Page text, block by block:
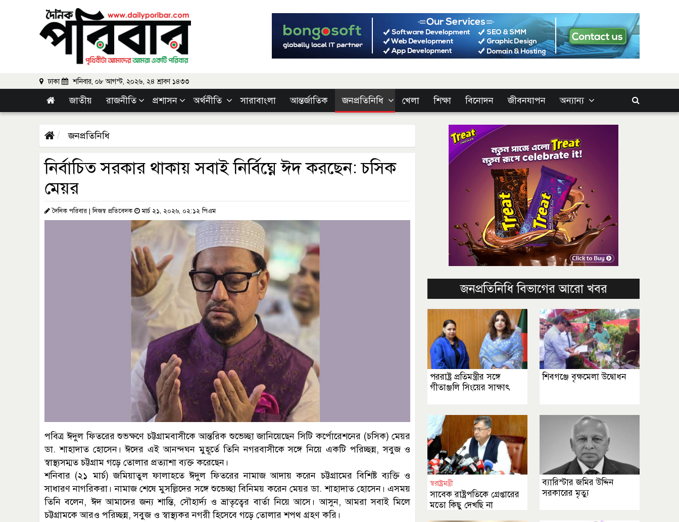
ঢাকা শনিবার, ০৮ আগস্ট, ২০২৬, ২৪ শ্রাবণ ১৪৩৩
জাতীয় রাজনীতি প্রশাসন অর্থনীতি সারাবাংলা আন্তর্জাতিক জনপ্রতিনিধি খেলা শিক্ষা বিনোদন জীবনযাপন অন্যান্য
জনপ্রতিনিধি
নির্বাচিত সরকার থাকায় সবাই নির্বিঘ্নে ঈদ করছেন: চসিক
মেয়র
দৈনিক পরিবার | নিজস্ব প্রতিবেদক মার্চ ২১, ২০২৬, ০২:১২ পিএম
পবিত্র ঈদুল ফিতরের শুভক্ষণে চট্টগ্রামবাসীকে আন্তরিক শুভেচ্ছা জানিয়েছেন সিটি কর্পোরেশনের (চসিক) মেয়র
ডা. শাহাদাত হোসেন। ঈদের এই আনন্দঘন মুহূর্তে তিনি নগরবাসীকে সঙ্গে নিয়ে একটি পরিচ্ছন্ন, সবুজ ও
স্বাস্থ্যসম্মত চট্টগ্রাম গড়ে তোলার প্রত্যাশা ব্যক্ত করেছেন।
শনিবার (২১ মার্চ) জমিয়াতুল ফালাহতে ঈদুল ফিতরের নামাজ আদায় করেন চট্টগ্রামের বিশিষ্ট ব্যক্তি ও
সাধারণ নাগরিকরা। নামাজ শেষে মুসল্লিদের সঙ্গে শুভেচ্ছা বিনিময় করেন মেয়র ডা. শাহাদাত হোসেন। এসময়
তিনি বলেন, ঈদ আমাদের জন্য শান্তি, সৌহার্দ্য ও ভ্রাতৃত্বের বার্তা নিয়ে আসে। আসুন, আমরা সবাই মিলে
চট্টগ্রামকে আরও পরিচ্ছন্ন, সবুজ ও স্বাস্থ্যকর নগরী হিসেবে গড়ে তোলার শপথ গ্রহণ করি।
জনপ্রতিনিধি বিভাগের আরো খবর
পররাষ্ট্র প্রতিমন্ত্রীর সঙ্গে
গীতাঞ্জলি সিংয়ের সাক্ষাৎ
শিবগঞ্জে বৃক্ষমেলা উদ্বোধন
স্বরাষ্ট্রমন্ত্রী
সাবেক রাষ্ট্রপতিকে গ্রেপ্তারের
মতো কিছু দেখছি না
ব্যারিস্টার জমির উদ্দিন
সরকারের মৃত্যু